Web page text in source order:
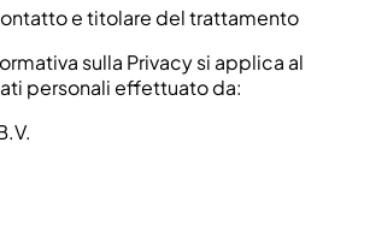
e titolare del trattamento
sulla Privacy si applica al
personali effettuato da: